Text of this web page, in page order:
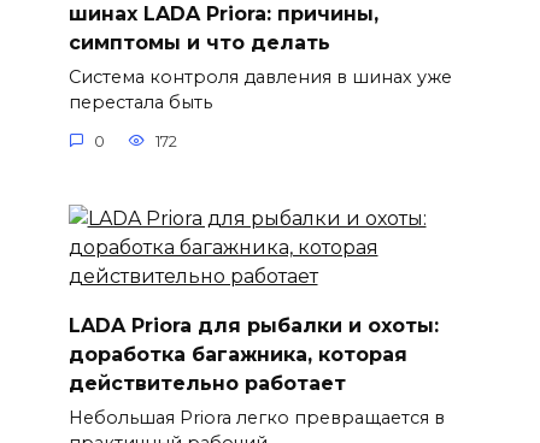
шинах LADA Priora: причины,
симптомы и что делать
Система контроля давления в шинах уже
перестала быть
0 172
LADA Priora для рыбалки и охоты:
доработка багажника, которая
действительно работает
Небольшая Priora легко превращается в